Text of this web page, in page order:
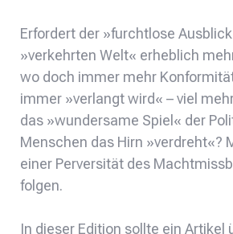
Erfordert der »furchtlose
»verkehrten Welt« erheblich
wo doch immer mehr
immer »verlangt wird« – viel
das »wundersame Spiel« der
Menschen das Hirn »verdreht«?
einer Perversität des
folgen.
In dieser Edition sollte ein Artikel